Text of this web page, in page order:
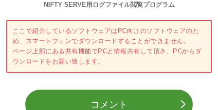
NIFTY SERVE用ログファイル閲覧プログラム
ここで紹介しているソフトウェアはPC向けのソフトウェアのた
め、スマートフォンでダウンロードすることができません。
ページ上部にある共有機能でPCと情報共有して頂き、PCからダ
ウンロードをお願い致します。
コメント